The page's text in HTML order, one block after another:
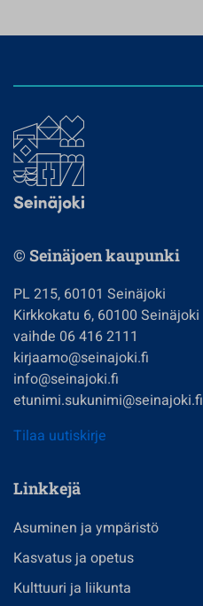
© Seinäjoen kaupunki
PL 215, 60101 Seinäjoki
Kirkkokatu 6, 60100 Seinäjoki
vaihde 06 416 2111
kirjaamo@seinajoki.fi
info@seinajoki.fi
etunimi.sukunimi@seinajoki.fi
Tilaa uutiskirje
Linkkejä
Asuminen ja ympäristö
Kasvatus ja opetus
Kulttuuri ja liikunta